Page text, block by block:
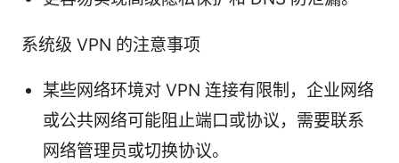
系统级 VPN 的注意事项
某些网络环境对 VPN 连接有限制，企业网络
或公共网络可能阻止端口或协议，需要联系
网络管理员或切换协议。